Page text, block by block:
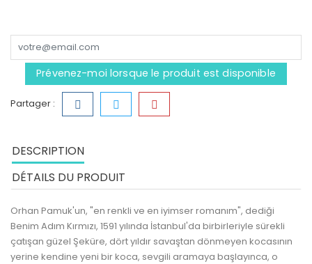
Prévenez-moi lorsque le produit est disponible
Partager :
DESCRIPTION
DÉTAILS DU PRODUIT
Orhan Pamuk'un, "en renkli ve en iyimser romanım", dediği
Benim Adım Kırmızı, 1591 yılında İstanbul'da birbirleriyle sürekli
çatışan güzel Şeküre, dört yıldır savaştan dönmeyen kocasının
yerine kendine yeni bir koca, sevgili aramaya başlayınca, o